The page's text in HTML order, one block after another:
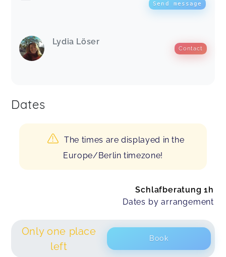
Send message
Lydia Löser
Contact
Dates
The times are displayed in the
Europe/Berlin timezone!
Schlafberatung 1h
Dates by arrangement
Only one place
left
Book